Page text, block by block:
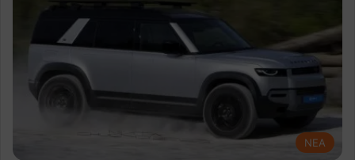
NEA